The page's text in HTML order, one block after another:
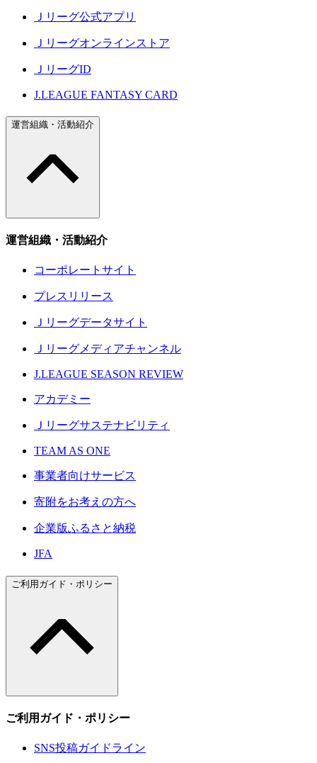
Ｊリーグ公式アプリ
Ｊリーグオンラインストア
ＪリーグID
J.LEAGUE FANTASY CARD
運営組織・活動紹介
運営組織・活動紹介
コーポレートサイト
プレスリリース
Ｊリーグデータサイト
Ｊリーグメディアチャンネル
J.LEAGUE SEASON REVIEW
アカデミー
Ｊリーグサステナビリティ
TEAM AS ONE
事業者向けサービス
寄附をお考えの方へ
企業版ふるさと納税
JFA
ご利用ガイド・ポリシー
ご利用ガイド・ポリシー
SNS投稿ガイドライン